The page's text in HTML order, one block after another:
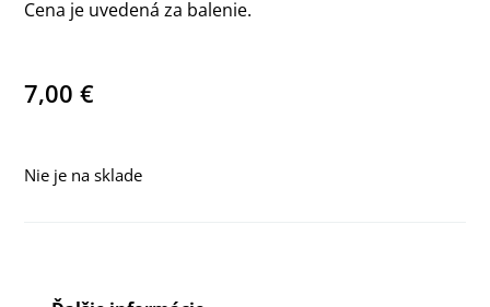
Cena je uvedená za balenie.
7,00€
Nie je na sklade